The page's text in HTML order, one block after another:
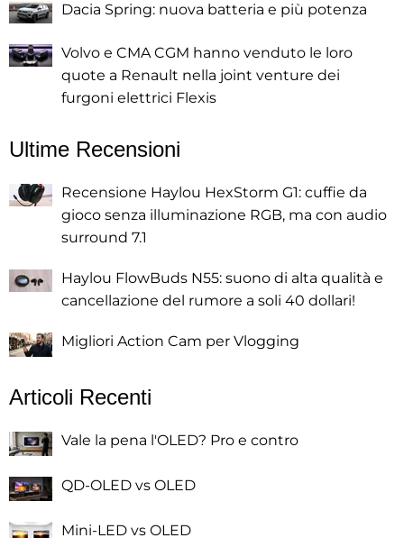
Dacia Spring: nuova batteria e più potenza
Volvo e CMA CGM hanno venduto le loro
quote a Renault nella joint venture dei
furgoni elettrici Flexis
Ultime Recensioni
Recensione Haylou HexStorm G1: cuffie da
gioco senza illuminazione RGB, ma con audio
surround 7.1
Haylou FlowBuds N55: suono di alta qualità e
cancellazione del rumore a soli 40 dollari!
Migliori Action Cam per Vlogging
Articoli Recenti
Vale la pena l'OLED? Pro e contro
QD-OLED vs OLED
Mini-LED vs OLED